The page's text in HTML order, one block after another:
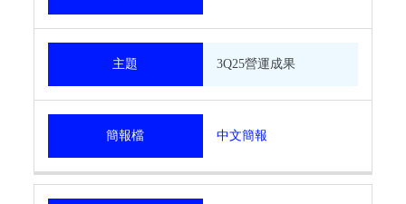
主題 3Q25營運成果
簡報檔 中文簡報